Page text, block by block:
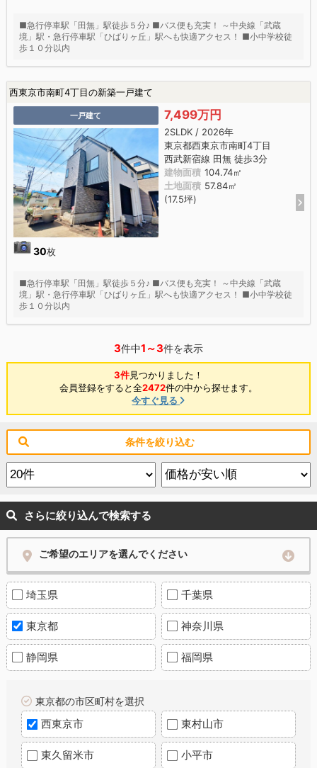
■急行停車駅「田無」駅徒歩５分♪ ■バス便も充実！ ～中央線「武蔵
境」駅・急行停車駅「ひばりヶ丘」駅へも快適アクセス！ ■小中学校徒
歩１０分以内
西東京市南町4丁目の新築一戸建て
一戸建て
30枚
7,499万円
2SLDK / 2026年
東京都西東京市南町4丁目
西武新宿線 田無 徒歩3分
建物面積 104.74㎡
土地面積 57.84㎡
(17.5坪)
■急行停車駅「田無」駅徒歩５分♪ ■バス便も充実！ ～中央線「武蔵
境」駅・急行停車駅「ひばりヶ丘」駅へも快適アクセス！ ■小中学校徒
歩１０分以内
3件中1～3件を表示
3件見つかりました！
会員登録をすると全2472件の中から探せます。
今すぐ見る
条件を絞り込む
さらに絞り込んで検索する
ご希望のエリアを選んでください
埼玉県 千葉県
東京都 神奈川県
静岡県 福岡県
東京都の市区町村を選択
西東京市 東村山市
東久留米市 小平市